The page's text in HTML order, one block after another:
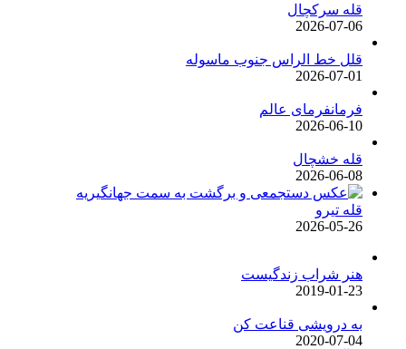
قله سرکچال
2026-07-06
قلل خط الراس جنوب ماسوله
2026-07-01
فرمانفرمای عالم
2026-06-10
قله خشچال
2026-06-08
قله تیرو
2026-05-26
هنر شراب زندگیست
2019-01-23
به درویشی قناعت کن
2020-07-04